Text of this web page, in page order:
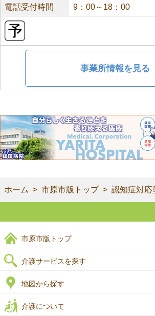
電話受付時間 9：00～18：00
事業所情報を見る
ホーム 市原市版トップ 認知症対応
市原市版トップ
介護サービスを探す
地図から探す
介護について